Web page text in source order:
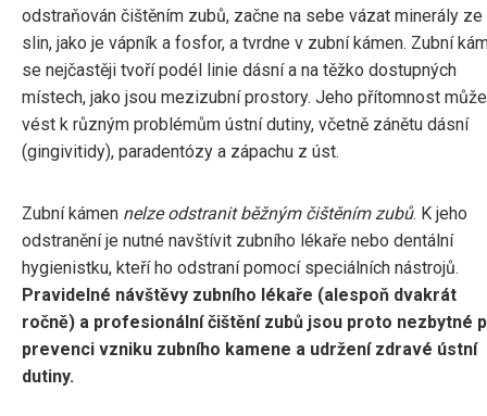
odstraňován čištěním zubů, začne na sebe vázat minerály ze
slin, jako je vápník a fosfor, a tvrdne v zubní kámen. Zubní
se nejčastěji tvoří podél linie dásní a na těžko dostupných
místech, jako jsou mezizubní prostory. Jeho přítomnost může
vést k různým problémům ústní dutiny, včetně zánětu dásní
(gingivitidy), paradentózy a zápachu z úst.
Zubní kámen nelze odstranit běžným čištěním zubů. K jeho
odstranění je nutné navštívit zubního lékaře nebo dentální
hygienistku, kteří ho odstraní pomocí speciálních nástrojů.
Pravidelné návštěvy zubního lékaře (alespoň dvakrát
ročně) a profesionální čištění zubů jsou proto nezbytné
prevenci vzniku zubního kamene a udržení zdravé ústní
dutiny.